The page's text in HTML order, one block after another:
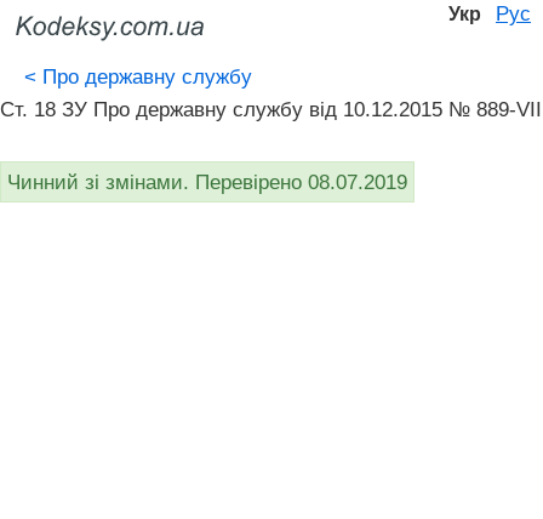
Укр Рус
< Про державну службу
Ст. 18 ЗУ Про державну службу від 10.12.2015 № 889-
Чинний зі змінами. Перевірено 08.07.2019